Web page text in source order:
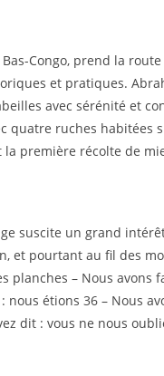
Congo, prend la
et pratiques.
avec sérénité et
quatre ruches
première récolte de
suscite un grand
et pourtant au fil des
planches – Nous
étions 36 – Nous
dit : vous ne nous